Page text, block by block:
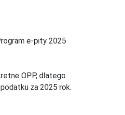
e-pity 2025
OPP, dlatego
za 2025 rok.